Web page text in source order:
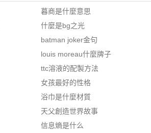
暮商是什麼意思
什麼是bg之光
batman joker金句
louis moreau什麼牌子
ttc溶液的配製方法
女孩最好的性格
浴巾是什麼材質
天父創造世界故事
信息熵是什么